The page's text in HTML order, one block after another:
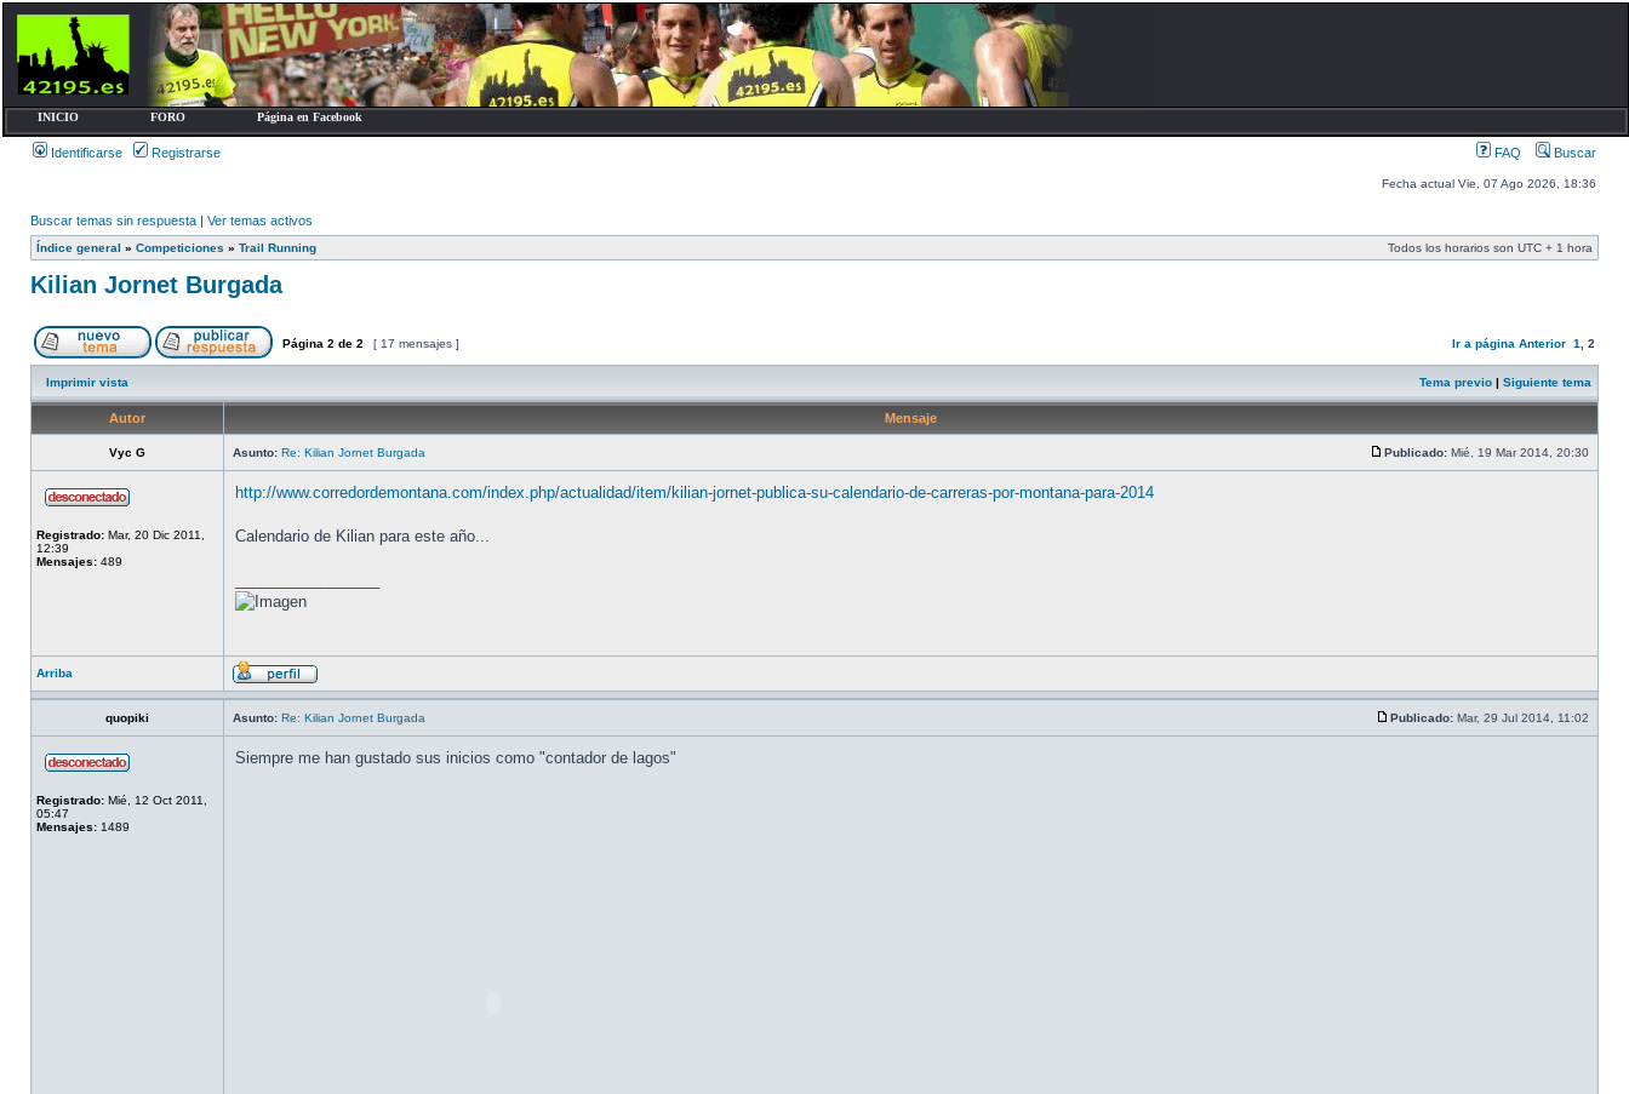
INICIO FORO Página en Facebook
Identificarse Registrarse FAQ Buscar
Fecha actual Vie, 07 Ago 2026, 18:36
Buscar temas sin respuesta | Ver temas activos
Índice general » Competiciones » Trail Running Todos los horarios son UTC + 1 hora
Kilian Jornet Burgada
Página 2 de 2 [ 17 mensajes ] Ir a página Anterior 1 2
Imprimir vista Tema previo | Siguiente tema
Autor Mensaje
Vyc G Asunto: Re: Kilian Jornet Burgada Publicado: Mié, 19 Mar 2014, 20:30
Registrado: Mar, 20 Dic 2011,
12:39
Mensajes: 489
http://www.corredordemontana.com/index.php/actualidad/item/kilian-jornet-publica-su-calendario-de-carreras-por-montana-para-2014
Calendario de Kilian para este año...
Arriba
quopiki Asunto: Re: Kilian Jornet Burgada Publicado: Mar, 29 Jul 2014, 11:02
Registrado: Mié, 12 Oct 2011,
05:47
Mensajes: 1489
Siempre me han gustado sus inicios como "contador de lagos"